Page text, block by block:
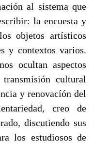
al sistema que
la encuesta y
objetos artísticos
y contextos varios.
ocultan aspectos
cultural
y renovacíón del
creo de
discutiendo sus
los estudiosos de